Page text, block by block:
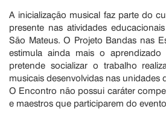
A inicialização musical faz parte do
presente nas atividades
São Mateus. O Projeto Bandas nas
estimula ainda mais o
pretende socializar o trabalho
musicais desenvolvidas nas unidades
O Encontro não possui caráter
e maestros que participarem do